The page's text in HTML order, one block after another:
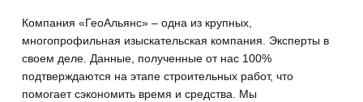
Компания «ГеоАльянс» – одна из крупных,
многопрофильная изыскательская компания. Эксперты в
своем деле. Данные, полученные от нас 100%
подтверждаются на этапе строительных работ, что
помогает сэкономить время и средства. Мы